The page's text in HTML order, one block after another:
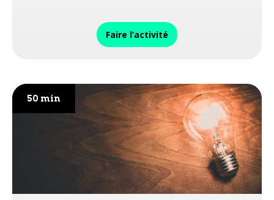
Faire l’activité
50 min